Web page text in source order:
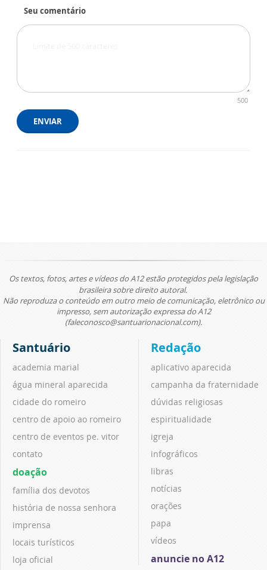
Seu comentário
500
ENVIAR
Os textos, fotos, artes e vídeos do A12 estão protegidos pela legislação
brasileira sobre direito autoral.
Não reproduza o conteúdo em outro meio de comunicação, eletrônico ou
impresso, sem autorização expressa do A12
(faleconosco@santuarionacional.com).
Santuário
academia marial
água mineral aparecida
cidade do romeiro
centro de apoio ao romeiro
centro de eventos pe. vitor
contato
doação
família dos devotos
história de nossa senhora
imprensa
locais turísticos
loja oficial
Redação
aplicativo aparecida
campanha da fraternidade
dúvidas religiosas
espiritualidade
igreja
infográficos
libras
notícias
orações
papa
vídeos
anuncie no A12